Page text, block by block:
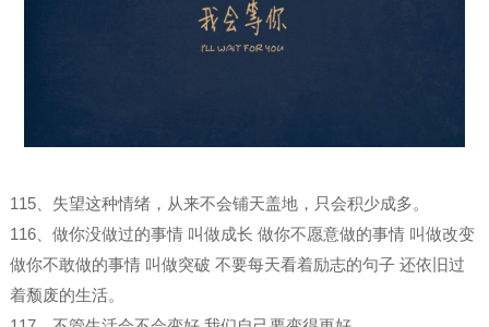
115、失望这种情绪，从来不会铺天盖地，只会积少成多。
116、做你没做过的事情 叫做成长 做你不愿意做的事情 叫做改变
做你不敢做的事情 叫做突破 不要每天看着励志的句子 还依旧过
着颓废的生活。